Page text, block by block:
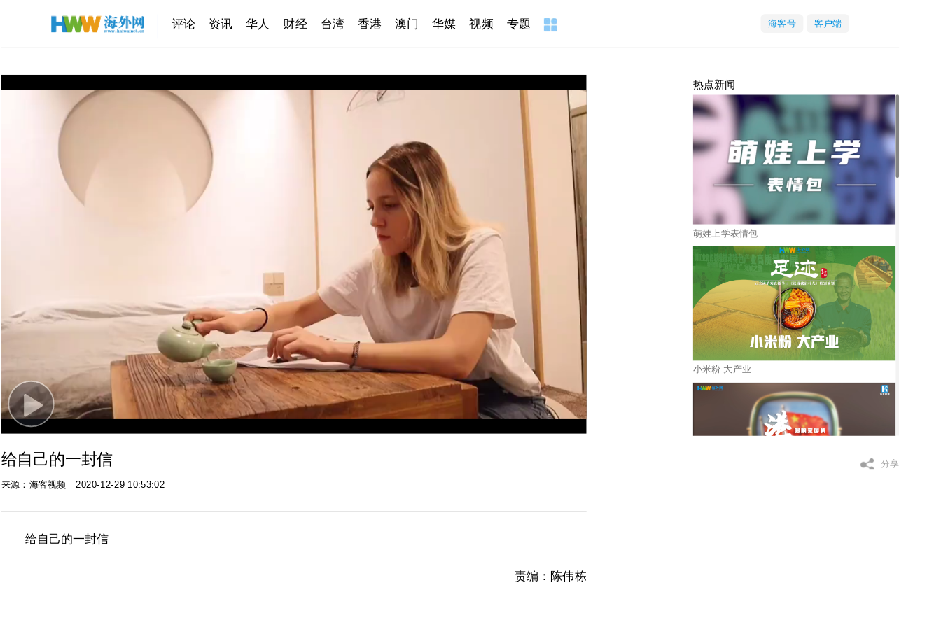
评论 资讯 华人 财经 台湾 香港 澳门 华媒 视频 专题 海客号 客户端
Play
Video
给自己的一封信
来源：海客视频 2020-12-29 10:53:02
给自己的一封信
责编：陈伟栋
热点新闻
萌娃上学表情包
小米粉 大产业
分享